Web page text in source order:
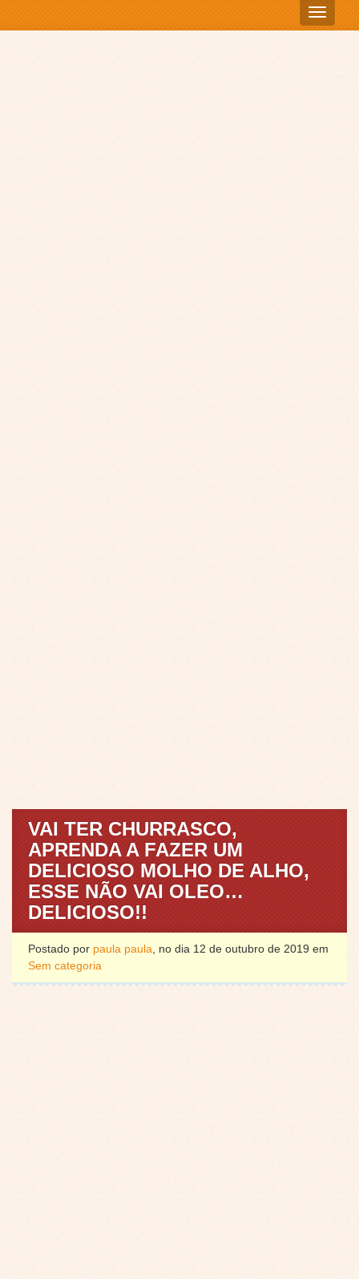
VAI TER CHURRASCO,
APRENDA A FAZER UM
DELICIOSO MOLHO DE ALHO,
ESSE NÃO VAI OLEO…
DELICIOSO!!
Postado por paula paula, no dia 12 de outubro de 2019 em
Sem categoria